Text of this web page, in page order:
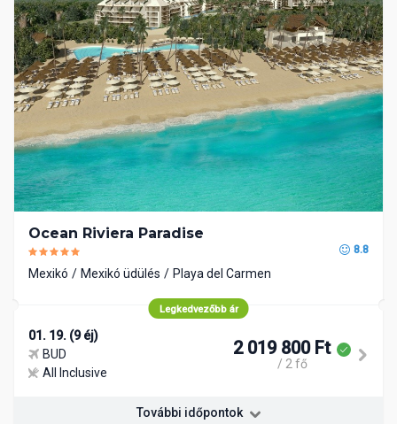
Ocean Riviera Paradise
8.8
Mexikó Mexikó üdülés Playa del Carmen
Legkedvezőbb ár
01. 19. (9 éj)
BUD
All Inclusive
2 019 800 Ft
/ 2 fő
További időpontok